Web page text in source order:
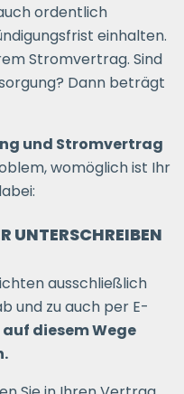
ordentlich
einhalten.
Stromvertrag. Sind
Dann beträgt
und Stromvertrag
womöglich ist Ihr
UNTERSCHREIBEN
ausschließlich
und zu auch per E-
diesem Wege